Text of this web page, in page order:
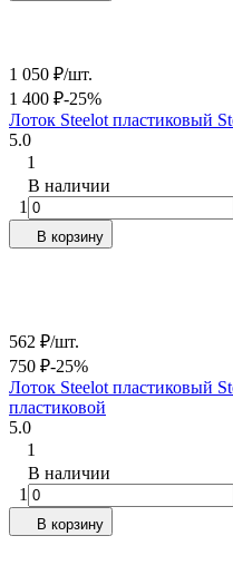
1 050 ₽/шт.
1 400 ₽-25%
Лоток Steelot пластиковый
5.0
1
В наличии
1
В корзину
562 ₽/шт.
750 ₽-25%
Лоток Steelot пластиковый
пластиковой
5.0
1
В наличии
1
В корзину